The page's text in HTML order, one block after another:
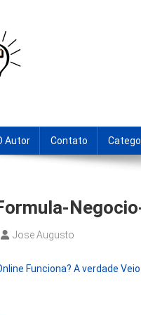
Autor Contato
Jose Augusto
Funciona? A verdade